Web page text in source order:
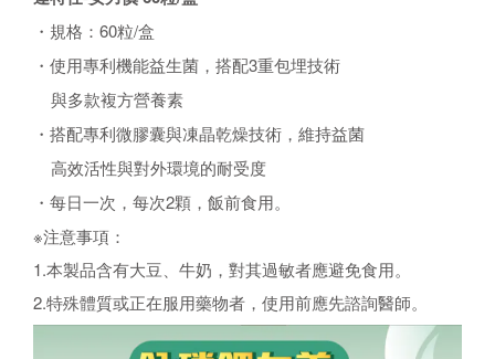
・規格：60粒/盒
・使用專利機能益生菌，搭配3重包埋技術
與多款複方營養素
・搭配專利微膠囊與凍晶乾燥技術，維持益菌
高效活性與對外環境的耐受度
・每日一次，每次2顆，飯前食用。
※注意事項：
1.本製品含有大豆、牛奶，對其過敏者應避免食用。
2.特殊體質或正在服用藥物者，使用前應先諮詢醫師。